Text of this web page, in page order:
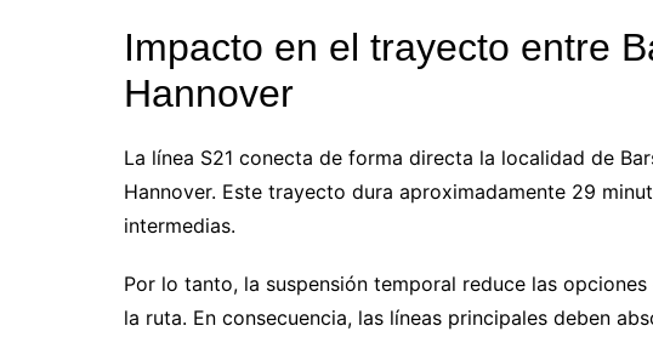
Impacto en el trayecto entre
Hannover
La línea S21 conecta de forma directa la localidad de
Hannover. Este trayecto dura aproximadamente 29
intermedias.
Por lo tanto, la suspensión temporal reduce las
la ruta. En consecuencia, las líneas principales deben